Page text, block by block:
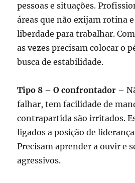
pessoas e situações.
áreas que não exijam rotina
liberdade para trabalhar.
as vezes precisam colocar o
busca de estabilidade.
Tipo 8 – O confrontador –
falhar, tem facilidade de
contrapartida são irritados.
ligados a posição de
Precisam aprender a ouvir e
agressivos.